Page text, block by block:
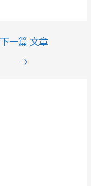
下一篇 文章
→